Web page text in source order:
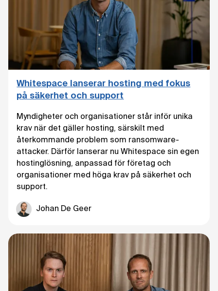
Whitespace lanserar hosting med fokus
på säkerhet och support
Myndigheter och organisationer står inför unika
krav när det gäller hosting, särskilt med
återkommande problem som ransomware-
attacker. Därför lanserar nu Whitespace sin egen
hostinglösning, anpassad för företag och
organisationer med höga krav på säkerhet och
support.
Johan De Geer